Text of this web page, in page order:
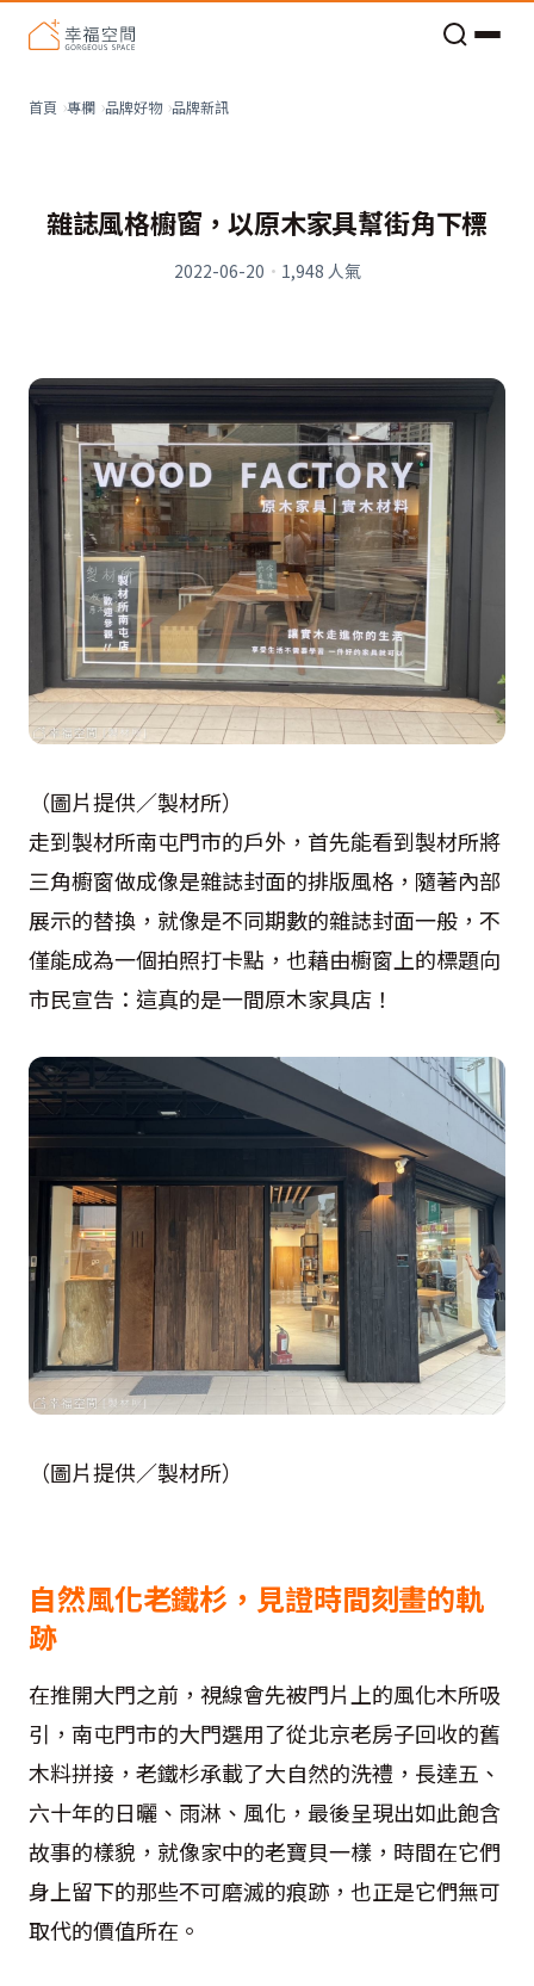
首頁 專欄 品牌好物 品牌新訊
雜誌風格櫥窗，以原木家具幫街角下標
2022-06-20 · 1,948 人氣
（圖片提供／製材所）
走到製材所南屯門市的戶外，首先能看到製材所將
三角櫥窗做成像是雜誌封面的排版風格，隨著內部
展示的替換，就像是不同期數的雜誌封面一般，不
僅能成為一個拍照打卡點，也藉由櫥窗上的標題向
市民宣告：這真的是一間原木家具店！
（圖片提供／製材所）
自然風化老鐵杉，見證時間刻畫的軌
跡
在推開大門之前，視線會先被門片上的風化木所吸
引，南屯門市的大門選用了從北京老房子回收的舊
木料拼接，老鐵杉承載了大自然的洗禮，長達五、
六十年的日曬、雨淋、風化，最後呈現出如此飽含
故事的樣貌，就像家中的老寶貝一樣，時間在它們
身上留下的那些不可磨滅的痕跡，也正是它們無可
取代的價值所在。